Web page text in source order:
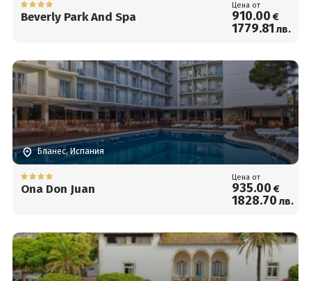
Beverly Park And Spa
Цена от
910.00 €
1779.81 лв.
Бланес, Испания
Ona Don Juan
Цена от
935.00 €
1828.70 лв.